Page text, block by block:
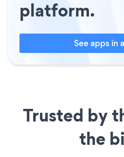
platform.
See apps in
Trusted by
the